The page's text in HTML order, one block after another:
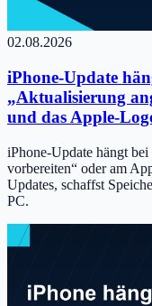
02.08.2026
iPhone-Update
„Aktualisierung
und das Apple-
iPhone-Update hängt
vorbereiten“ oder am
Updates, schaffst
PC.